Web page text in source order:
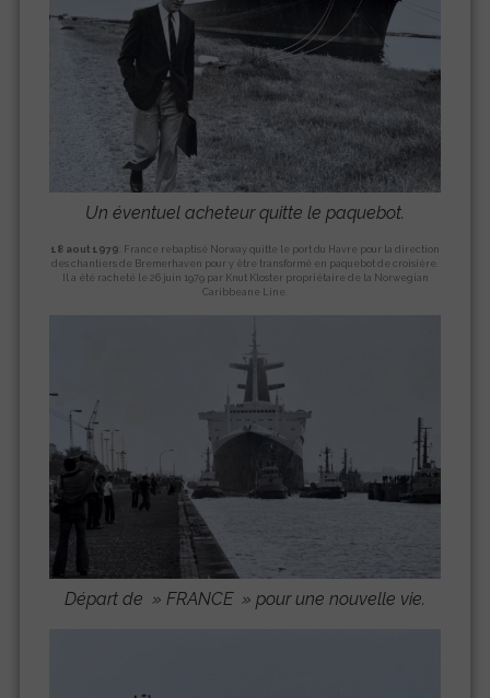
Un éventuel acheteur quitte le paquebot.
18 aout 1979 : France rebaptisé Norway quitte le port du Havre pour la direction
des chantiers de Bremerhaven pour y être transformé en paquebot de croisière.
Il a été racheté le 26 juin 1979 par Knut Kloster propriétaire de la Norwegian
Caribbeane Line.
Départ de » FRANCE » pour une nouvelle vie.